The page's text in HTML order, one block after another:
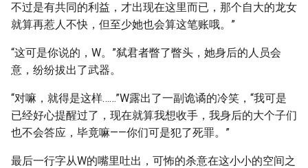
不过是有共同的利益，才出现在这里而已，那个自大的龙女
就算再惹人不快，但至少她也会算这笔账哦。”
“这可是你说的，W。”弑君者瞥了瞥头，她身后的人员会
意，纷纷拔出了武器。
“对嘛，就得是这样……”W露出了一副诡谲的冷笑，“我可是
已经好心提醒过了，现在就算我想收手，我身后的大个子们
也不会答应，毕竟嘛——你们可是犯了死罪。”
最后一行字从W的嘴里吐出，可怖的杀意在这小小的空间之